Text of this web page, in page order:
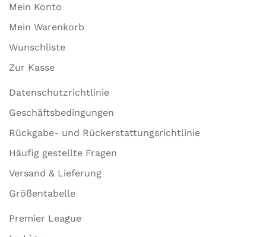
Mein Konto
Mein Warenkorb
Wunschliste
Zur Kasse
Datenschutzrichtlinie
Geschäftsbedingungen
Rückgabe- und Rückerstattungsrichtlinie
Häufig gestellte Fragen
Versand & Lieferung
Größentabelle
Premier League